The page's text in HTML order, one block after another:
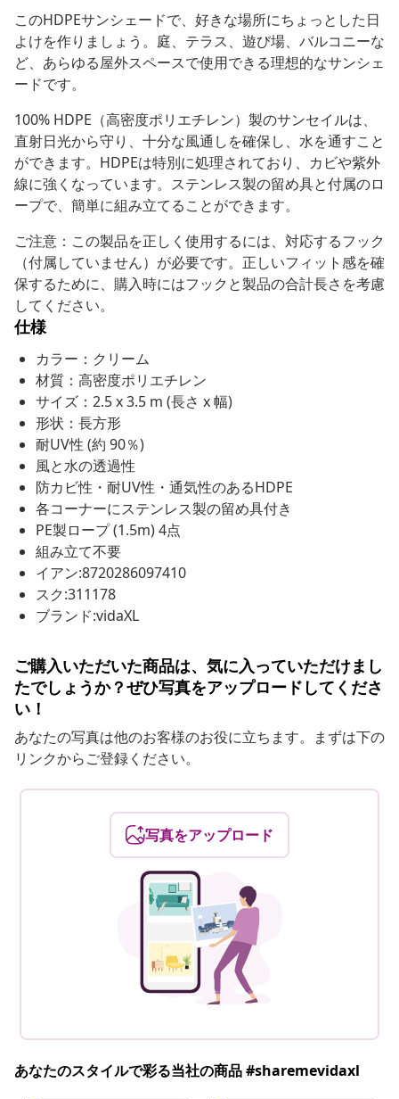
このHDPEサンシェードで、好きな場所にちょっとした日
よけを作りましょう。庭、テラス、遊び場、バルコニーな
ど、あらゆる屋外スペースで使用できる理想的なサンシェ
ードです。
100% HDPE（高密度ポリエチレン）製のサンセイルは、
直射日光から守り、十分な風通しを確保し、水を通すこと
ができます。HDPEは特別に処理されており、カビや紫外
線に強くなっています。ステンレス製の留め具と付属のロ
ープで、簡単に組み立てることができます。
ご注意：この製品を正しく使用するには、対応するフック
（付属していません）が必要です。正しいフィット感を確
保するために、購入時にはフックと製品の合計長さを考慮
してください。
仕様
カラー：クリーム
材質：高密度ポリエチレン
サイズ：2.5 x 3.5 m (長さ x 幅)
形状：長方形
耐UV性 (約 90％)
風と水の透過性
防カビ性・耐UV性・通気性のあるHDPE
各コーナーにステンレス製の留め具付き
PE製ロープ (1.5m) 4点
組み立て不要
イアン:8720286097410
スク:311178
ブランド:vidaXL
ご購入いただいた商品は、気に入っていただけまし
たでしょうか？ぜひ写真をアップロードしてくださ
い！
あなたの写真は他のお客様のお役に立ちます。まずは下の
リンクからご登録ください。
写真をアップロード
あなたのスタイルで彩る当社の商品 #sharemevidaxl